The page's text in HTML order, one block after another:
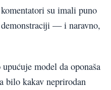
su imali puno
— i naravno,
model da oponaša
bilo kakav neprirodan